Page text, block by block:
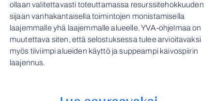
ollaan valitettavasti toteuttamassa resurssitehokkuuden
sijaan vanhakantaisella toimintojen monistamisella
laajemmalle yhä laajemmalle alueelle. YVA-ohjelmaa on
muutettava siten, että selostuksessa tulee arvioitavaksi
myös tiiviimpi alueiden käyttö ja suppeampi kaivospiirin
laajennus.